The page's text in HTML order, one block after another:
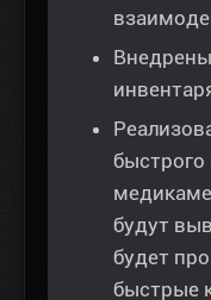
быстрого
будут
будет
быстрые